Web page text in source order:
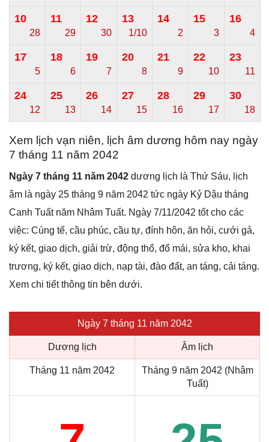
10
28
11
29
12
30
13
1/10
14
2
15
3
16
4
17
5
18
6
19
7
20
8
21
9
22
10
23
11
24
12
25
13
26
14
27
15
28
16
29
17
30
18
Xem lịch vạn niên, lịch âm dương hôm nay ngày
7 tháng 11 năm 2042
Ngày 7 tháng 11 năm 2042 dương lịch là Thứ Sáu, lịch
âm là ngày 25 tháng 9 năm 2042 tức ngày Kỷ Dậu tháng
Canh Tuất năm Nhâm Tuất. Ngày 7/11/2042 tốt cho các
việc: Cúng tế, cầu phúc, cầu tự, đính hôn, ăn hỏi, cưới gả,
ký kết, giao dịch, giải trừ, động thổ, đổ mái, sửa kho, khai
trương, ký kết, giao dịch, nạp tài, đào đất, an táng, cải táng.
Xem chi tiết thông tin bên dưới.
Ngày 7 tháng 11 năm 2042
Dương lịch Âm lịch
Tháng 11 năm 2042
Tháng 9 năm 2042 (Nhâm
Tuất)